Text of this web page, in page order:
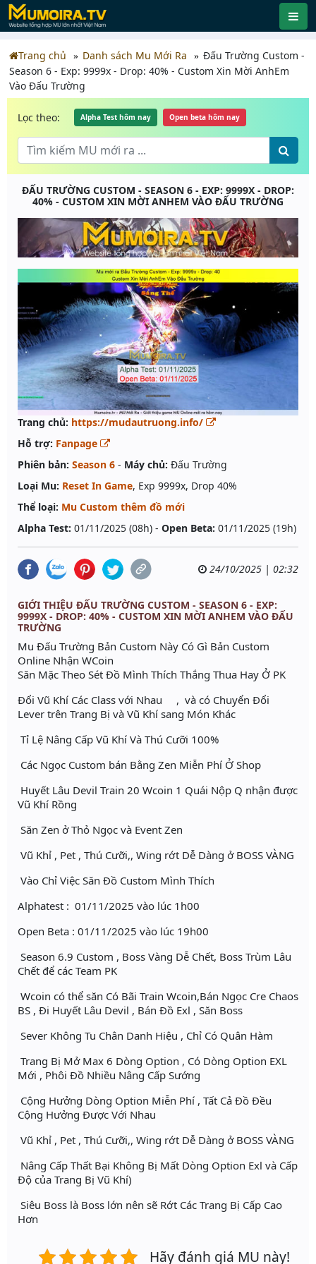
Trang chủ Danh sách Mu Mới Ra
Đấu Trường Custom -
Season 6 - Exp: 9999x - Drop: 40% - Custom Xin Mời AnhEm
Vào Đấu Trường
Lọc theo: Alpha Test hôm nay Open beta hôm nay
ĐẤU TRƯỜNG CUSTOM - SEASON 6 - EXP: 9999X - DROP:
40% - CUSTOM XIN MỜI ANHEM VÀO ĐẤU TRƯỜNG
Trang chủ: https://mudautruong.info/
Hỗ trợ: Fanpage
Phiên bản: Season 6 - Máy chủ: Đấu Trường
Loại Mu: Reset In Game, Exp 9999x, Drop 40%
Thể loại: Mu Custom thêm đồ mới
Alpha Test: 01/11/2025 (08h) - Open Beta: 01/11/2025 (19h)
24/10/2025 | 02:32
GIỚI THIỆU ĐẤU TRƯỜNG CUSTOM - SEASON 6 - EXP:
9999X - DROP: 40% - CUSTOM XIN MỜI ANHEM VÀO ĐẤU
TRƯỜNG
Mu Đấu Trường Bản Custom Này Có Gì Bản Custom
Online Nhận WCoin
Săn Mặc Theo Sét Đồ Mình Thích Thắng Thua Hay Ở PK
Đổi Vũ Khí Các Class với Nhau , và có Chuyển Đổi
Lever trên Trang Bị và Vũ Khí sang Món Khác
Tỉ Lệ Nâng Cấp Vũ Khí Và Thú Cưỡi 100%
Các Ngọc Custom bán Bằng Zen Miễn Phí Ở Shop
Huyết Lâu Devil Train 20 Wcoin 1 Quái Nộp Q nhận được
Vũ Khí Rồng
Săn Zen ở Thỏ Ngọc và Event Zen
Vũ Khỉ , Pet , Thú Cưỡi,, Wing rớt Dễ Dàng ở BOSS VÀNG
Vào Chỉ Việc Săn Đồ Custom Mình Thích
Alphatest : 01/11/2025 vào lúc 1h00
Open Beta : 01/11/2025 vào lúc 19h00
Season 6.9 Custom , Boss Vàng Dễ Chết, Boss Trùm Lâu
Chết để các Team PK
Wcoin có thể săn Có Bãi Train Wcoin,Bán Ngọc Cre Chaos
BS , Đi Huyết Lâu Devil , Bán Đồ Exl , Săn Boss
Sever Không Tu Chân Danh Hiệu , Chỉ Có Quân Hàm
Trang Bị Mở Max 6 Dòng Option , Có Dòng Option EXL
Mới , Phôi Đồ Nhiều Nâng Cấp Sướng
Cộng Hưởng Dòng Option Miễn Phí , Tất Cả Đồ Đều
Cộng Hưởng Được Với Nhau
Vũ Khỉ , Pet , Thú Cưỡi,, Wing rớt Dễ Dàng ở BOSS VÀNG
Nâng Cấp Thất Bại Không Bị Mất Dòng Option Exl và Cấp
Độ của Trang Bị Vũ Khí)
Siêu Boss là Boss lớn nên sẽ Rớt Các Trang Bị Cấp Cao
Hơn
Hãy đánh giá MU này!